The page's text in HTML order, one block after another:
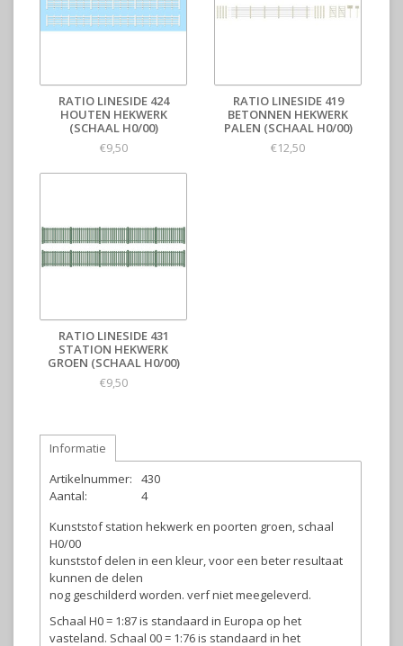
RATIO LINESIDE 424
HOUTEN HEKWERK
(SCHAAL H0/00)
€9,50
RATIO LINESIDE 419
BETONNEN HEKWERK
PALEN (SCHAAL H0/00)
€12,50
RATIO LINESIDE 431
STATION HEKWERK
GROEN (SCHAAL H0/00)
€9,50
Informatie
Artikelnummer:
430
Aantal:
4
Kunststof station hekwerk en poorten groen, schaal
H0/00
kunststof delen in een kleur, voor een beter resultaat
kunnen de delen
nog geschilderd worden. verf niet meegeleverd.
Schaal H0 = 1:87 is standaard in Europa op het
vasteland. Schaal 00 = 1:76 is standaard in het